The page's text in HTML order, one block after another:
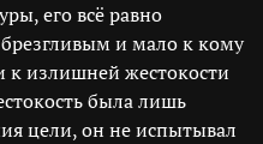
его всё равно
и мало к кому
к излишней жестокости
была лишь
цели, он не испытывал